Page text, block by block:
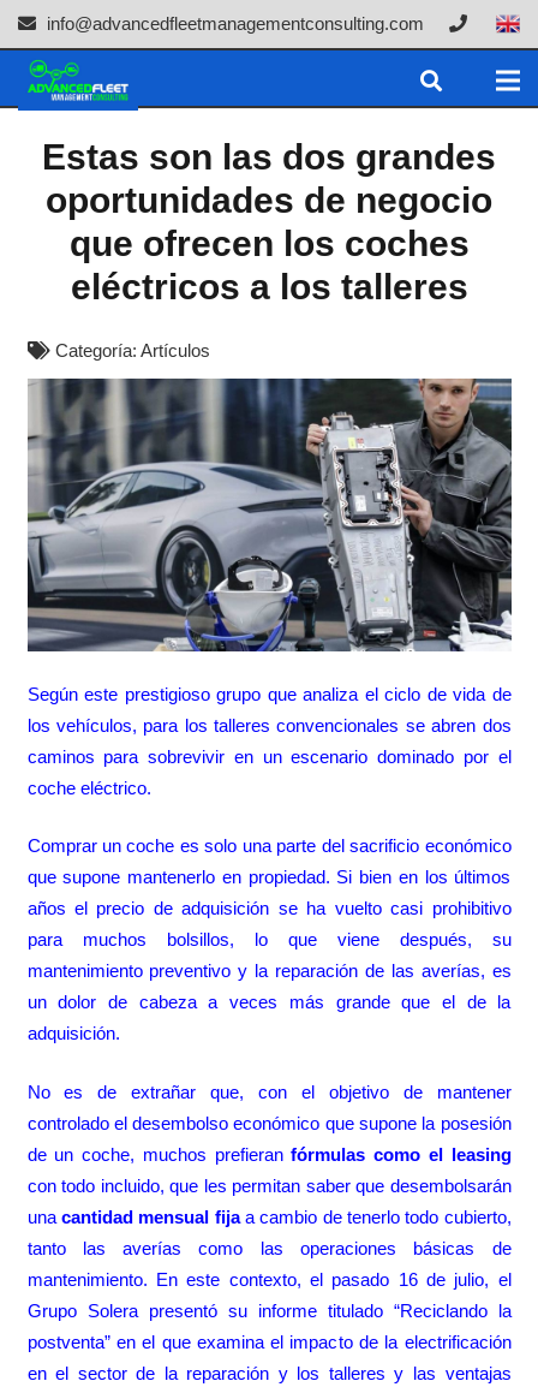
info@advancedfleetmanagementconsulting.com
Estas son las dos grandes
oportunidades de negocio
que ofrecen los coches
eléctricos a los talleres
Categoría: Artículos
Según este prestigioso grupo que analiza el ciclo de vida de
los vehículos, para los talleres convencionales se abren dos
caminos para sobrevivir en un escenario dominado por el
coche eléctrico.
Comprar un coche es solo una parte del sacrificio económico
que supone mantenerlo en propiedad. Si bien en los últimos
años el precio de adquisición se ha vuelto casi prohibitivo
para muchos bolsillos, lo que viene después, su
mantenimiento preventivo y la reparación de las averías, es
un dolor de cabeza a veces más grande que el de la
adquisición.
No es de extrañar que, con el objetivo de mantener
controlado el desembolso económico que supone la posesión
de un coche, muchos prefieranfórmulas como el leasing
con todo incluido, que les permitan saber que desembolsarán
una cantidad mensual fijaa cambio de tenerlo todo cubierto,
tanto las averías como las operaciones básicas de
mantenimiento. En este contexto, el pasado 16 de julio, el
Grupo Solera presentó su informetitulado “Reciclando la
postventa” en el que examina el impacto de la electrificación
en el sector de la reparación y los talleres y las ventajas